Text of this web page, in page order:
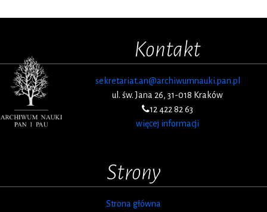
Kontakt
sekretariat.an@archiwumnauki.pan.pl
ul. św. Jana 26, 31-018 Kraków
12 422 82 63
więcej informacji
Strony
Strona główna